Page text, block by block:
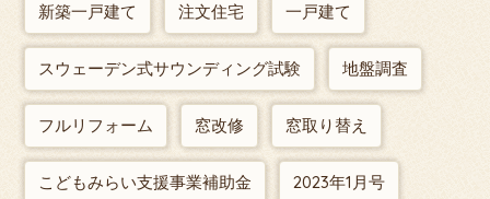
新築一戸建て 注文住宅 一戸建て
スウェーデン式サウンディング試験 地盤調査
フルリフォーム 窓改修 窓取り替え
こどもみらい支援事業補助金 2023年1月号